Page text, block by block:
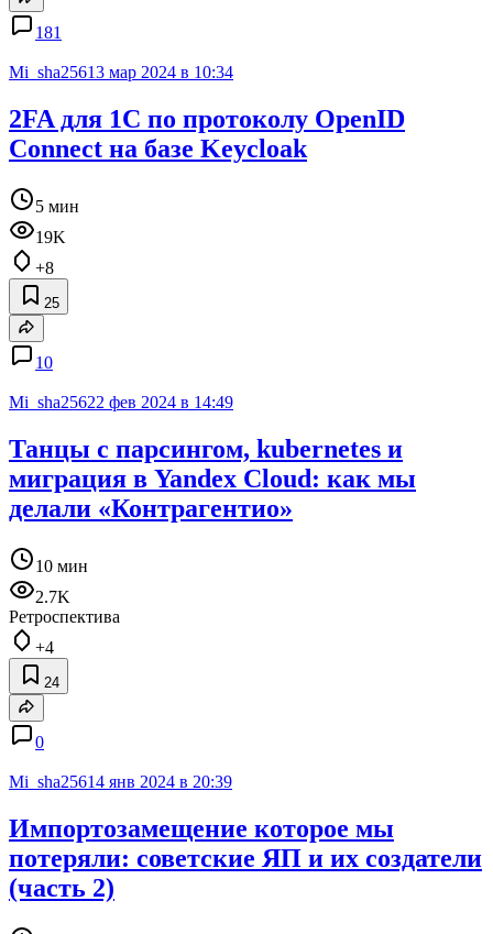
181
Mi_sha25613 мар 2024 в 10:34
2FA для 1С по протоколу OpenID
Connect на базе Keycloak
5 мин
19K
+8
25
10
Mi_sha25622 фев 2024 в 14:49
Танцы с парсингом, kubernetes и
миграция в Yandex Cloud: как мы
делали «Контрагентио»
10 мин
2.7K
Ретроспектива
+4
24
0
Mi_sha25614 янв 2024 в 20:39
Импортозамещение которое мы
потеряли: советские ЯП и их создатели
(часть 2)